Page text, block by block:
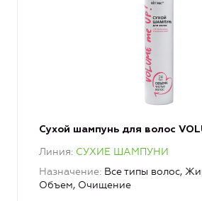
Сухой шампунь для волос
Линия СУХИЕ ШАМПУНИ
Назначение Все типы волос,
Объем, Очищение